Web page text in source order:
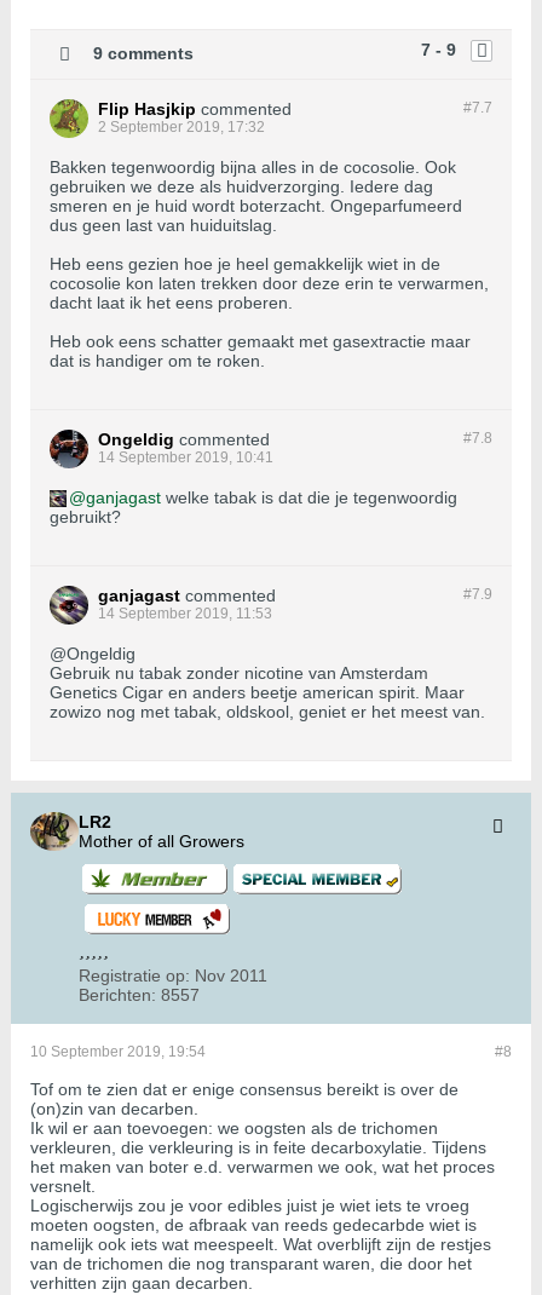
7 - 9
9 comments
#7.7
Flip Hasjkip commented
2 September 2019, 17:32
Bakken tegenwoordig bijna alles in de cocosolie. Ook
gebruiken we deze als huidverzorging. Iedere dag
smeren en je huid wordt boterzacht. Ongeparfumeerd
dus geen last van huiduitslag.
Heb eens gezien hoe je heel gemakkelijk wiet in de
cocosolie kon laten trekken door deze erin te verwarmen,
dacht laat ik het eens proberen.
Heb ook eens schatter gemaakt met gasextractie maar
dat is handiger om te roken.
#7.8
Ongeldig commented
14 September 2019, 10:41
ganjagast welke tabak is dat die je tegenwoordig
gebruikt?
#7.9
ganjagast commented
14 September 2019, 11:53
@Ongeldig
Gebruik nu tabak zonder nicotine van Amsterdam
Genetics Cigar en anders beetje american spirit. Maar
zowizo nog met tabak, oldskool, geniet er het meest van.
LR2
Mother of all Growers
Registratie op: Nov 2011
Berichten: 8557
#8
10 September 2019, 19:54
Tof om te zien dat er enige consensus bereikt is over de
(on)zin van decarben.
Ik wil er aan toevoegen: we oogsten als de trichomen
verkleuren, die verkleuring is in feite decarboxylatie. Tijdens
het maken van boter e.d. verwarmen we ook, wat het proces
versnelt.
Logischerwijs zou je voor edibles juist je wiet iets te vroeg
moeten oogsten, de afbraak van reeds gedecarbde wiet is
namelijk ook iets wat meespeelt. Wat overblijft zijn de restjes
van de trichomen die nog transparant waren, die door het
verhitten zijn gaan decarben.